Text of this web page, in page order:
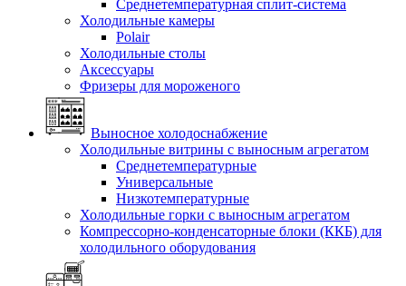
Среднетемпературная сплит-система
Холодильные камеры
Polair
Холодильные столы
Аксессуары
Фризеры для мороженого
Выносное холодоснабжение
Холодильные витрины с выносным агрегатом
Среднетемпературные
Универсальные
Низкотемпературные
Холодильные горки с выносным агрегатом
Компрессорно-конденсаторные блоки (ККБ) для
холодильного оборудования